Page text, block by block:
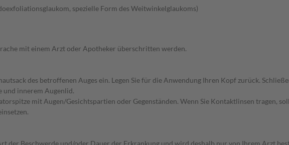
spezielle Form des Weitwinkelglaukoms)
mit einem Arzt oder Apotheker überschritten werden.
des betroffenen Auges ein. Legen Sie für die Anwendung Ihren Kopf zurück.
und innerem Augenlid.
mit Augen/Gesichtspartien oder Gegenständen. Wenn Sie Kontaktlinsen tragen,
der Beschwerde und/oder Dauer der Erkrankung und wird deshalb nur von Ihrem Arzt